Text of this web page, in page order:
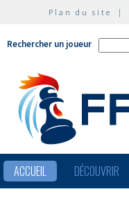
Plan du site |
Rechercher un joueur
ACCUEIL DÉCOUVRIR